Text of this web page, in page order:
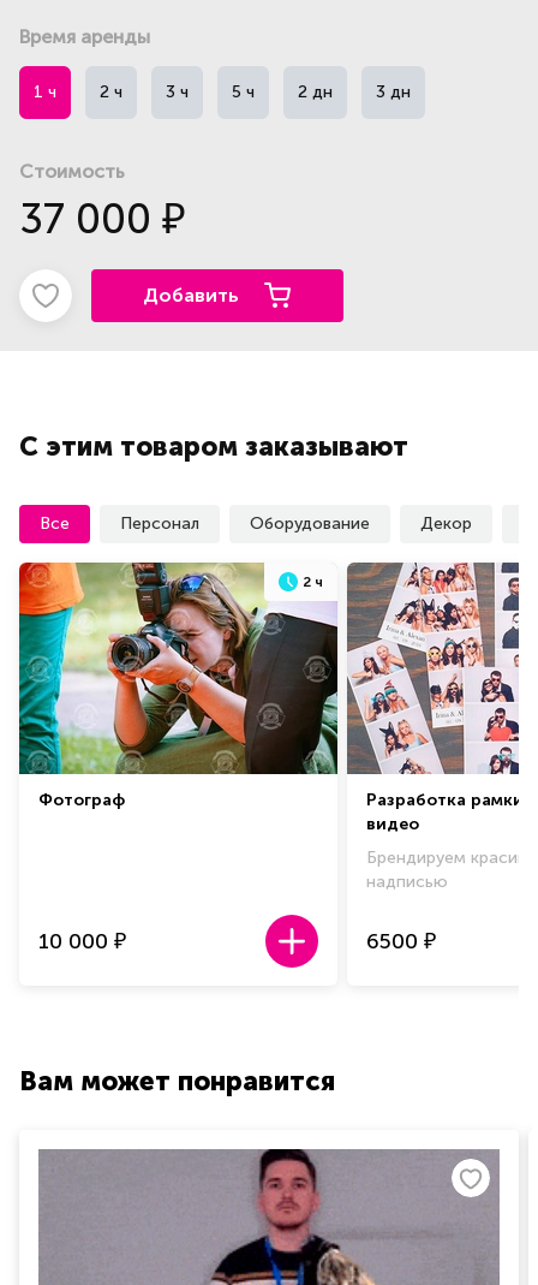
Время аренды
1 ч 2 ч 3 ч 5 ч 2 дн 3 дн
Стоимость
37 000 ₽
Добавить
С этим товаром заказывают
Все Персонал Оборудование Декор
2 ч
Фотограф
10 000 ₽
Разработка рамки
видео
Брендируем
надписью
6500 ₽
Вам может понравится